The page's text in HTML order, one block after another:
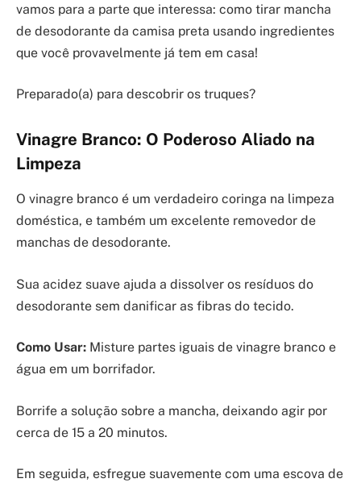
vamos para a parte que interessa: como tirar mancha
de desodorante da camisa preta usando ingredientes
que você provavelmente já tem em casa!
Preparado(a) para descobrir os truques?
Vinagre Branco: O Poderoso Aliado na
Limpeza
O vinagre branco é um verdadeiro coringa na limpeza
doméstica, e também um excelente removedor de
manchas de desodorante.
Sua acidez suave ajuda a dissolver os resíduos do
desodorante sem danificar as fibras do tecido.
Como Usar: Misture partes iguais de vinagre branco e
água em um borrifador.
Borrife a solução sobre a mancha, deixando agir por
cerca de 15 a 20 minutos.
Em seguida, esfregue suavemente com uma escova de